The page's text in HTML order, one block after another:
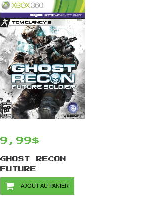
9,99$
GHOST RECON
FUTURE
SOLDIER/XBOX
360
AJOUT AU PANIER